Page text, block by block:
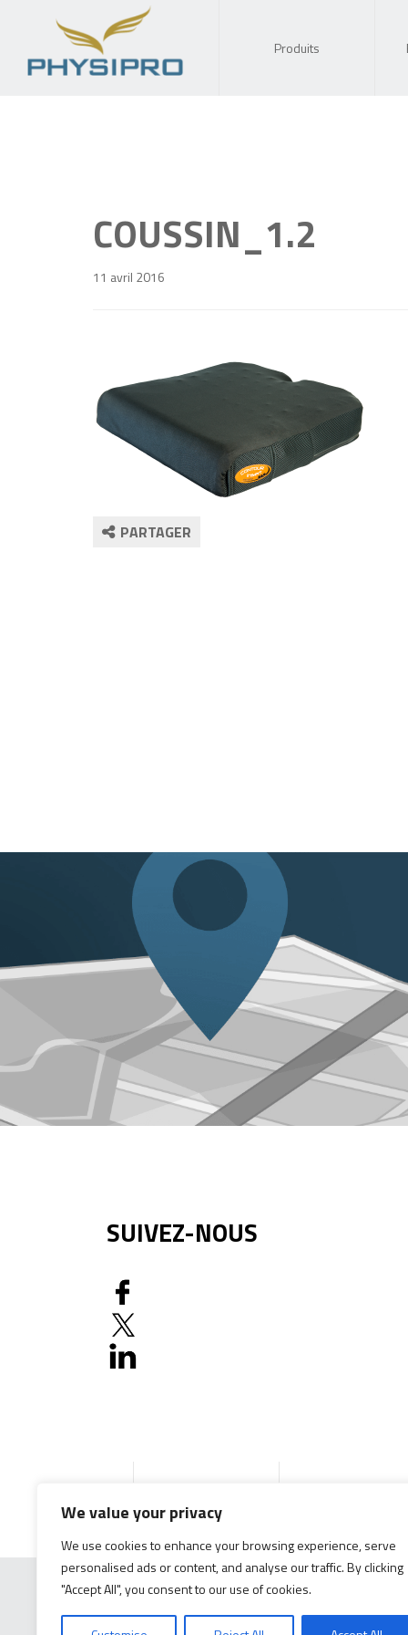
We value your privacy
We use cookies to enhance your browsing experience, serve
personalised ads or content, and analyse our traffic. By clicking
"Accept All", you consent to our use of cookies.
Produits
COUSSIN_1.2
11 avril 2016
PARTAGER
SUIVEZ-NOUS
Accueil Produits Documentation